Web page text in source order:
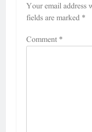
Your email address
fields are marked *
Comment *